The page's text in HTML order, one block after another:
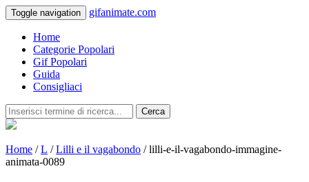
Toggle navigation gifanimate.com
Home
Categorie Popolari
Gif Popolari
Guida
Consigliaci
Cerca
Home /L /Lilli e il vagabondo / lilli-e-il-vagabondo-immagine-
animata-0089